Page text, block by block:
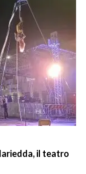
il teatro